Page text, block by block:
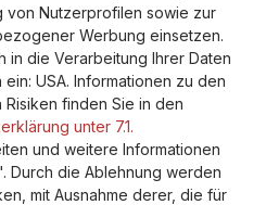
AGB
Impressum
Barrierefreiheitserklärung
von Nutzerprofilen sowie zur
Werbung einsetzen.
in die Verarbeitung Ihrer Daten
USA. Informationen zu den
finden Sie in den
unter 7.1.
und weitere Informationen
Durch die Ablehnung werden
mit Ausnahme derer, die für